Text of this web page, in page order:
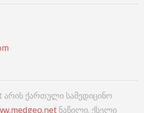
არის ქართული სამედიცინო
ნაწილი. ქსელი